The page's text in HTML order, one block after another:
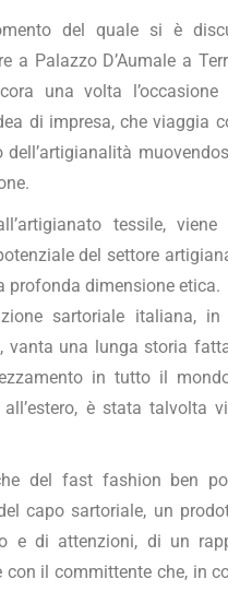
del quale si è
a Palazzo D’Aumale a
una volta
di impresa, che viaggia
dell’artigianalità
tessile,
del settore
profonda dimensione etica.
sartoriale italiana,
vanta una lunga storia
in tutto il
all’estero, è stata talvolta
del fast fashion ben
capo sartoriale, un
e di attenzioni, di un
con il committente che, in